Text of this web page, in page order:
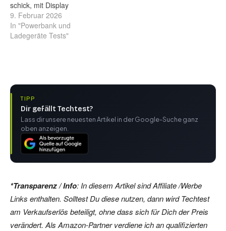
schick, mit Display
9. Februar 2026
In "Powerbank und
Ladegeräte Tests"
TIPP
Dir gefällt Techtest?
Lass dir unsere neuesten Artikel in der Google-Suche ganz
oben anzeigen.
*Transparenz / Info: In diesem Artikel sind Affiliate /Werbe
Links enthalten. Solltest Du diese nutzen, dann wird Techtest
am Verkaufserlös beteiligt, ohne dass sich für Dich der Preis
verändert. Als Amazon-Partner verdiene ich an qualifizierten